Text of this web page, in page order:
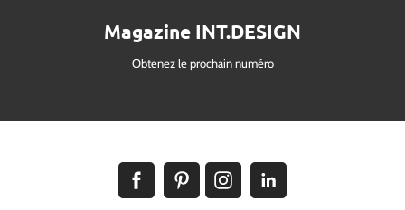
Magazine INT.DESIGN
Obtenez le prochain numéro